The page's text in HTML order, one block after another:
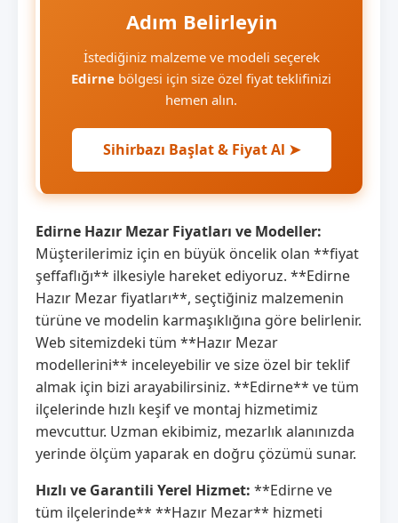
Adım Belirleyin
İstediğiniz malzeme ve modeli seçerek
Edirne bölgesi için size özel fiyat teklifinizi
hemen alın.
Sihirbazı Başlat & Fiyat Al ➤
Edirne Hazır Mezar Fiyatları ve Modeller:
Müşterilerimiz için en büyük öncelik olan **fiyat
şeffaflığı** ilkesiyle hareket ediyoruz. **Edirne
Hazır Mezar fiyatları**, seçtiğiniz malzemenin
türüne ve modelin karmaşıklığına göre belirlenir.
Web sitemizdeki tüm **Hazır Mezar
modellerini** inceleyebilir ve size özel bir teklif
almak için bizi arayabilirsiniz. **Edirne** ve tüm
ilçelerinde hızlı keşif ve montaj hizmetimiz
mevcuttur. Uzman ekibimiz, mezarlık alanınızda
yerinde ölçüm yaparak en doğru çözümü sunar.
Hızlı ve Garantili Yerel Hizmet: **Edirne ve
tüm ilçelerinde** **Hazır Mezar** hizmeti